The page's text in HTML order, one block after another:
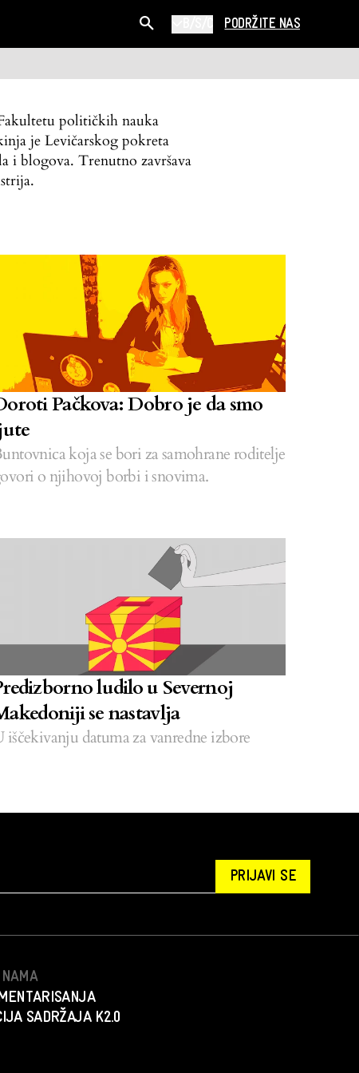
PODRŽITE NAS
političkih nauka
je Levičarskog pokreta
i blogova. Trenutno završava
Pačkova: Dobro je da smo
koja se bori za samohrane roditelje
o njihovoj borbi i snovima.
ludilo u Severnoj
se nastavlja
iščekivanju datuma za vanredne izbore
PRIJAVI SE
SADRŽAJA K2.0